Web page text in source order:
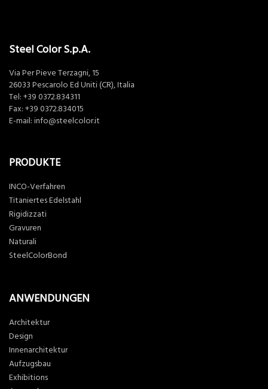
Steel Color S.p.A.
Via Per Pieve Terzagni, 15
26033 Pescarolo Ed Uniti (CR), Italia
Tel: +39 0372.834311
Fax: +39 0372.834015
E-mail: info@steelcolor.it
PRODUKTE
INCO-Verfahren
Titaniertes Edelstahl
Rigidizzati
Gravuren
Naturali
SteelColorBond
ANWENDUNGEN
Architektur
Design
Innenarchitektur
Aufzugsbau
Exhibitions